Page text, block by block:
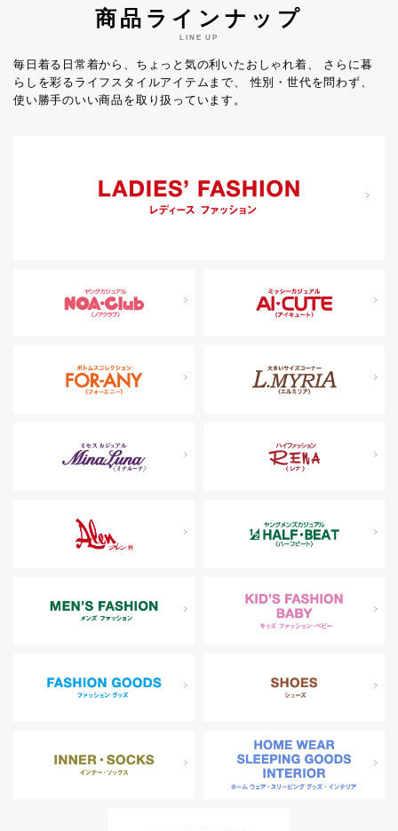
商品ラインナップ
LINE UP
毎日着る日常着から、ちょっと気の利いたおしゃれ着、
さらに暮
らしを彩るライフスタイルアイテムまで、
性別・世代を問わず、
使い勝手のいい商品を取り扱っています。